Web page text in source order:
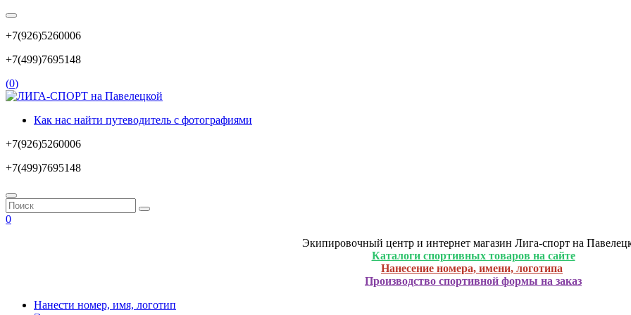
+7(926)5260006
+7(499)7695148
(0)
Как нас найти путеводитель с фотографиями
+7(926)5260006
+7(499)7695148
0
Экипировочный центр и интернет магазин Лига-спорт на
Каталоги спортивных товаров на сайте
Нанесение номера, имени, логотипа
Производство спортивной формы на заказ
Нанести номер, имя, логотип